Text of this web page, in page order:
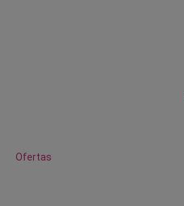
Ofertas